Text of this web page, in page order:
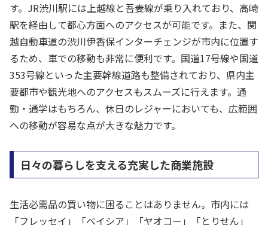
す。JR渋川駅には上越線と吾妻線が乗り入れており、高崎
駅を経由して都心方面へのアクセスが可能です。また、関
越自動車道の渋川伊香保インターチェンジが市内に位置す
るため、車での移動も非常に便利です。国道17号線や国道
353号線といった主要幹線道路も整備されており、県内主
要都市や観光地へのアクセスもスムーズに行えます。通
勤・通学はもちろん、休日のレジャーにおいても、広範囲
への移動が容易な点が大きな魅力です。
日々の暮らしを支える充実した商業施設
生活必需品の買い物に困ることはありません。市内には
「フレッセイ」「ベイシア」「ヤオコー」「とりせん」